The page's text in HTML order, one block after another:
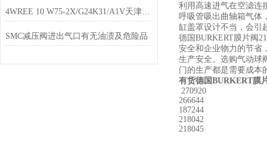
4WREE 10 W75-2X/G24K31/A1V天津现货销售
SMC减压阀进出气口有无油渍及危险品
利用高速进气在空滤连
呼吸管吸出曲轴箱气体
缸盖罩设计不当，会引
德国BURKERT膜片阀
安全和企业物力的节省
生产安全。选购气动球
门的生产都是需要成本
有货德国BURKERT膜
270920
266644
187244
218042
218045